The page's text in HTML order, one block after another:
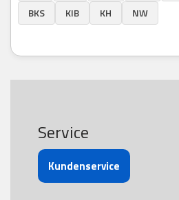
BKS
KIB KH NW
Service
Kundenservice